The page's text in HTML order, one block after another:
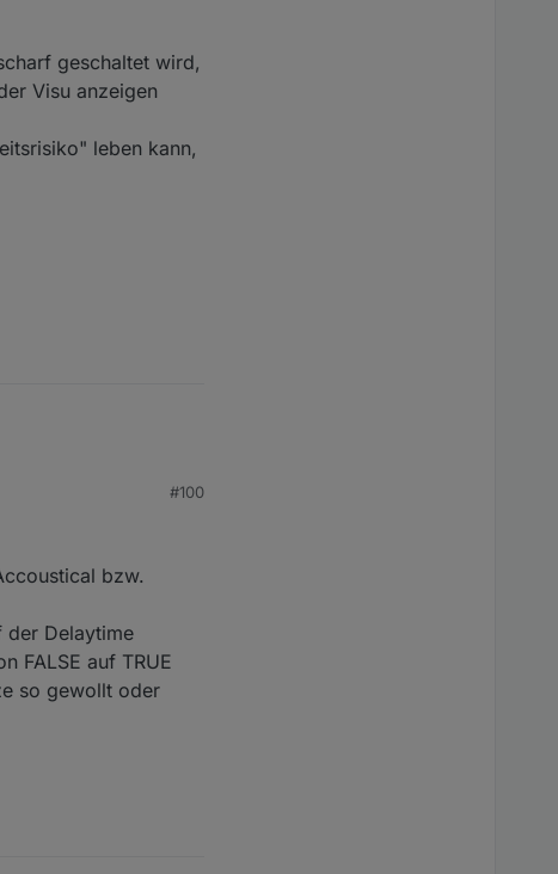
geschaltet wird,
Visu anzeigen
leben kann,
#100
bzw.
der Delaytime
FALSE auf TRUE
so gewollt oder